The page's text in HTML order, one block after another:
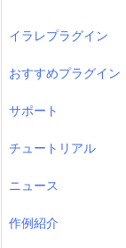
イラレプラグイン
おすすめプラグイン
サポート
チュートリアル
ニュース
作例紹介